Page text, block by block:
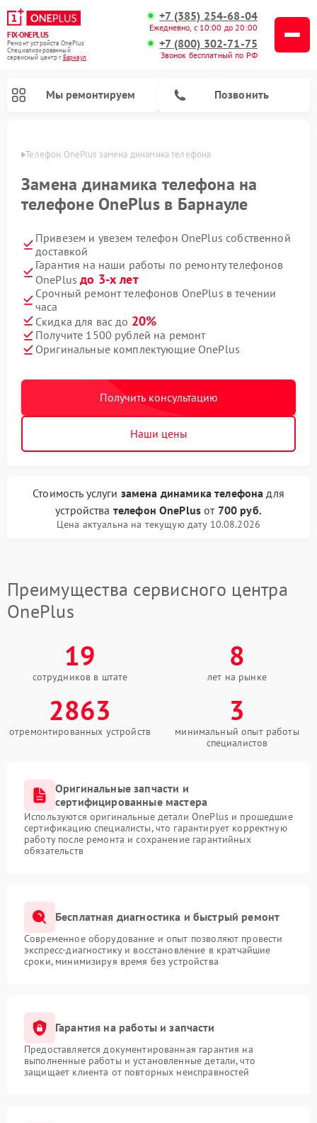
FIX-ONEPLUS
Ремонт устройств OnePlus
Специализированный
cервисный центр г.Барнаул
+7 (385) 254-68-04
Ежедневно, с 10:00 до 20:00
+7 (800) 302-71-75
Звонок бесплатный по РФ
Мы ремонтируем Позвонить
Телефон OnePlus замена динамика телефона
Замена динамика телефона на
телефоне OnePlus в Барнауле
Привезем и увезем телефон OnePlus собственной
доставкой
Гарантия на наши работы по ремонту телефонов
OnePlusдо 3-х лет
Срочный ремонт телефонов OnePlus в течении
часа
Скидка для вас до 20%
Получите 1500 рублей на ремонт
Оригинальные комплектующие OnePlus
Получить консультацию
Наши цены
Стоимость услуги замена динамика телефона для
устройства телефон OnePlus от 700 руб.
Цена актуальна на текущую дату 10.08.2026
Преимущества сервисного центра
OnePlus
19
сотрудников в штате
8
лет на рынке
2863
отремонтированных устройств
3
минимальный опыт работы
специалистов
Оригинальные запчасти и
сертифицированные мастера
Используются оригинальные детали OnePlus и прошедшие
сертификацию специалисты, что гарантирует корректную
работу после ремонта и сохранение гарантийных
обязательств
Бесплатная диагностика и быстрый ремонт
Современное оборудование и опыт позволяют провести
экспресс-диагностику и восстановление в кратчайшие
сроки, минимизируя время без устройства
Гарантия на работы и запчасти
Предоставляется документированная гарантия на
выполненные работы и установленные детали, что
защищает клиента от повторных неисправностей